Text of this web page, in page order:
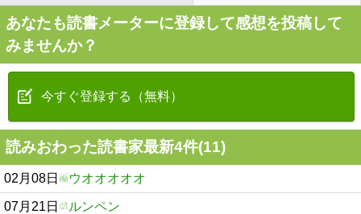
あなたも読書メーターに登録して感想を投稿して
みませんか？
今すぐ登録する（無料）
読みおわった読書家最新4件(11)
02月08日 ウオオオオオ
07月21日 ルンペン